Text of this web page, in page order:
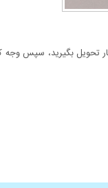
بگیرید، سپس وجه